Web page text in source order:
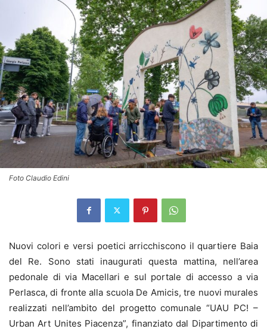
Foto Claudio Edini
Nuovi colori e versi poetici arricchiscono il quartiere Baia
del Re. Sono stati inaugurati questa mattina, nell’area
pedonale di via Macellari e sul portale di accesso a via
Perlasca, di fronte alla scuola De Amicis, tre nuovi murales
realizzati nell’ambito del progetto comunale “UAU PC! –
Urban Art Unites Piacenza”, finanziato dal Dipartimento di